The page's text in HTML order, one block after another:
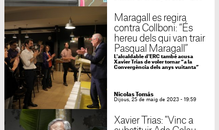
Maragall es regira
contra Collboni: “És
hereu dels qui van trair
Pasqual Maragall”
L'alcaldable d'ERC també acusa
Xavier Trias de voler tornar “a la
Convergència dels anys vuitanta”
Nicolas Tomás
Dijous, 25 de maig de 2023 - 19:59
Xavier Trias: "Vinc a